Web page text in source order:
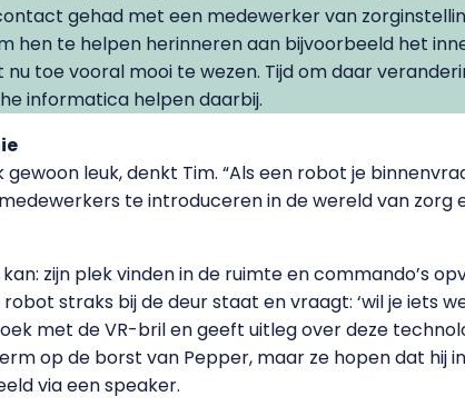
gehad met een medewerker van
hen te helpen herinneren aan bijvoorbeeld het
toe vooral mooi te wezen. Tijd om daar
informatica helpen daarbij.
leuk, denkt Tim. “Als een robot je
te introduceren in de wereld van zorg
zijn plek vinden in de ruimte en commando’s
straks bij de deur staat en vraagt: ‘wil je iets
met de VR-bril en geeft uitleg over deze
op de borst van Pepper, maar ze hopen dat hij
via een speaker.